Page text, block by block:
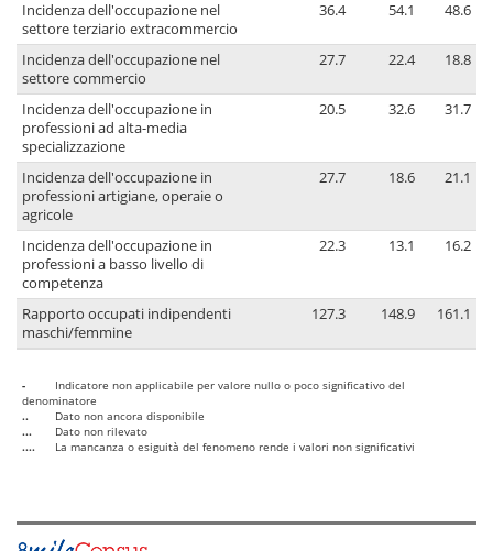
Incidenza dell'occupazione nel
settore terziario extracommercio
36.4 54.1 48.6
Incidenza dell'occupazione nel
settore commercio
27.7 22.4 18.8
Incidenza dell'occupazione in
professioni ad alta-media
specializzazione
20.5 32.6 31.7
Incidenza dell'occupazione in
professioni artigiane, operaie o
agricole
27.7 18.6 21.1
Incidenza dell'occupazione in
professioni a basso livello di
competenza
22.3 13.1 16.2
Rapporto occupati indipendenti
maschi/femmine
127.3 148.9 161.1
-
Indicatore non applicabile per valore nullo o poco significativo del
denominatore
..
Dato non ancora disponibile
...
Dato non rilevato
....
La mancanza o esiguità del fenomeno rende i valori non significativi